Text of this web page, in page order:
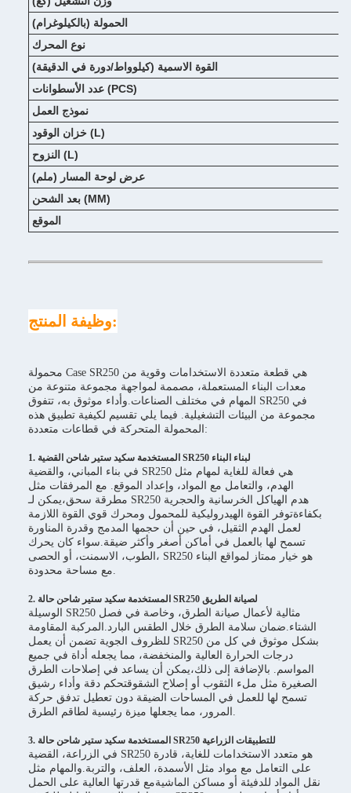
الحمولة (بالكيلوغرام)
نوع المحرك
القوة الاسمية (كيلوواط/دورة في الدقيقة)
عدد الأسطوانات (PCS)
نموذج العمل
خزان الوقود (L)
النزوح (L)
عرض لوحة المسار (ملم)
بعد الشحن (MM)
الموقع
وظيفة المنتج:
محمولة Case SR250 هي قطعة متعددة الاستخدامات وقوية من
معدات البناء المستعملة، مصممة لمواجهة مجموعة متنوعة من
المهام في مختلف الصناعات.وأداء موثوق به، تتفوق SR250 في
مجموعة من البيئات التشغيلية. فيما يلي تقسيم لكيفية تطبيق هذه
المحمولة المتحركة في قطاعات متعددة:
1. المستخدمة سكيد ستير شاحن القضية SR250 لبناء البناء
في بناء المباني، والقضية SR250 هي فعالة للغاية لمهام مثل
الهدم، والتعامل مع المواد، وإعداد الموقع. مع المرفقات مثل
مطرقة سحق،يمكن لـ SR250 هدم الهياكل الخرسانية والحجرية
بكفاءةتوفر القوة الهيدروليكية للمحمول ومحرك قوي القوة اللازمة
لعمل الهدم الثقيل، في حين أن حجمها المدمج وقدرة المناورة
تسمح لها بالعمل في أماكن أصغر وأكثر ضيقة.سواء كان يحرك
الطوب، الاسمنت، أو الحصى، SR250 هو خيار ممتاز لمواقع البناء
مع مساحة محدودة.
2. المستخدمة سكيد ستير شاحن حالة SR250 لصيانة الطريق
الوسيلة SR250 مثالية لأعمال صيانة الطرق، وخاصة في فصل
الشتاء.ضمان سلامة الطرق خلال الطقس البارد.المركبة المقاومة
للظروف الجوية تضمن أن يعمل SR250 بشكل موثوق في كل من
درجات الحرارة العالية والمنخفضة، مما يجعله أداة في جميع
المواسم. بالإضافة إلى ذلك،يمكن أن يساعد في إصلاحات الطرق
الصغيرة مثل ملء الثقوب أو إصلاح الشقوقتحكم دقة وأداء رشيق
تسمح لها للعمل في المساحات الضيقة دون تعطيل تدفق حركة
المرور، مما يجعلها ميزة رئيسية لطاقم الطرق.
3. المستخدمة سكيد ستير شاحن حالة SR250 للتطبيقات الزراعية
في الزراعة، القضية SR250 هو متعدد الاستخدامات للغاية، قادرة
على التعامل مع مواد مثل الأسمدة، العلف، والتربة.والمهام مثل
نقل المواد للدفيئة أو مساكن الماشيةمع قدرتها العالية على الحمل